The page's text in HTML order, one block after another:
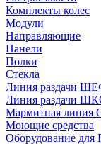
Комплекты колес
Модули
Направляющие
Панели
Полки
Стекла
Линия раздачи
Линия раздачи
Мармитная линия
Моющие средства
Оборудование для